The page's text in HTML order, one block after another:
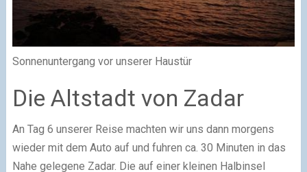
Sonnenuntergang vor unserer Haustür
Die Altstadt von Zadar
An Tag 6 unserer Reise machten wir uns dann morgens
wieder mit dem Auto auf und fuhren ca. 30 Minuten in das
Nahe gelegene Zadar. Die auf einer kleinen Halbinsel